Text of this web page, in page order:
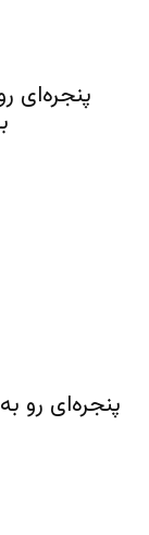
پنجره‌ای
پنجره‌ای رو